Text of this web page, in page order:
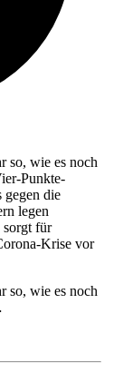
so, wie es noch
Punkte-
gegen die
legen
sorgt für
Krise vor
so, wie es noch